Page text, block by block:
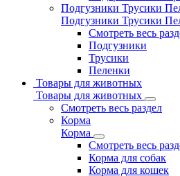
Подгузники Трусики
Подгузники Трусики
Смотреть весь
Подгузники
Трусики
Пеленки
Товары для животных
Товары для животных
Смотреть весь раздел
Корма
Корма
Смотреть весь
Корма для собак
Корма для кошек